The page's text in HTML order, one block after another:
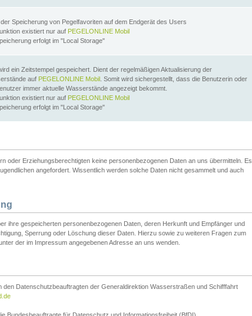
der Speicherung von Pegelfavoriten auf dem Endgerät des Users
existiert nur auf PEGELONLINE Mobil
erfolgt im "Local Storage"
ein Zeitstempel gespeichert. Dient der regelmäßigen Aktualisierung der
auf PEGELONLINE Mobil . Somit wird sichergestellt, dass die Benutzerin oder
immer aktuelle Wasserstände angezeigt bekommt.
existiert nur auf PEGELONLINE Mobil
erfolgt im "Local Storage"
oder Erziehungsberechtigten keine personenbezogenen Daten an uns übermitteln. Es
angefordert. Wissentlich werden solche Daten nicht gesammelt und auch
ihre gespeicherten personenbezogenen Daten, deren Herkunft und Empfänger und
Sperrung oder Löschung dieser Daten. Hierzu sowie zu weiteren Fragen zum
der im Impressum angegebenen Adresse an uns wenden.
Datenschutzbeauftragten der Generaldirektion Wasserstraßen und Schifffahrt